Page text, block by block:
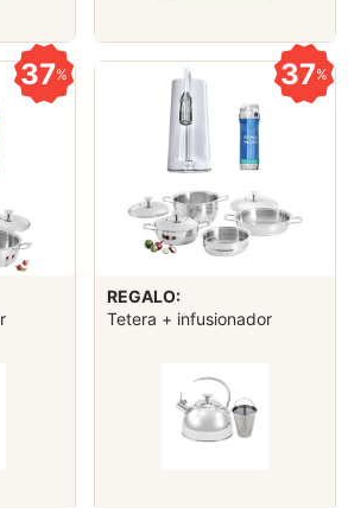
37% 37%
REGALO:
Tetera + infusionador